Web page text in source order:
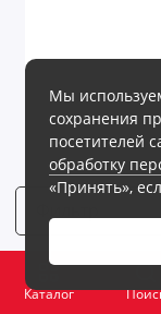
Каталог
Мы
сохранения
посетителей
обработку
«Принять»,